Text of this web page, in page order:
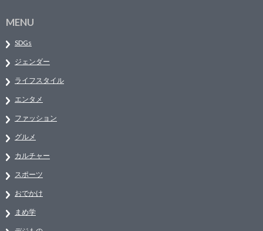
MENU
SDGs
ジェンダー
ライフスタイル
エンタメ
ファッション
グルメ
カルチャー
スポーツ
おでかけ
まめ学